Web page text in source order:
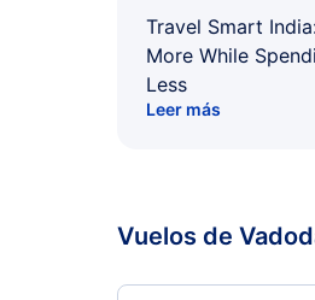
Travel Smart
More While
Less
Leer más
Vuelos de